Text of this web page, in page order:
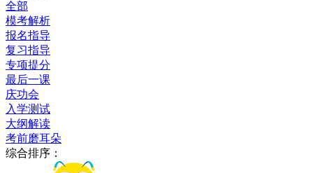
全部
模考解析
报名指导
复习指导
专项提分
最后一课
庆功会
入学测试
大纲解读
考前磨耳朵
综合排序：